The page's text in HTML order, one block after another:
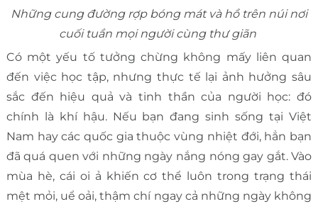
Những cung đường rợp bóng mát và hồ trên núi nơi
cuối tuần mọi người cùng thư giãn
Có một yếu tố tưởng chừng không mấy liên quan
đến việc học tập, nhưng thực tế lại ảnh hưởng sâu
sắc đến hiệu quả và tinh thần của người học: đó
chính là khí hậu. Nếu bạn đang sinh sống tại Việt
Nam hay các quốc gia thuộc vùng nhiệt đới, hẳn bạn
đã quá quen với những ngày nắng nóng gay gắt. Vào
mùa hè, cái oi ả khiến cơ thể luôn trong trạng thái
mệt mỏi, uể oải, thậm chí ngay cả những ngày không